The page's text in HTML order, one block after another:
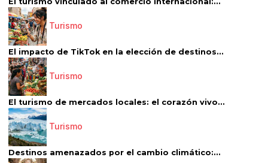
Turismo
El impacto de TikTok en la elección de destinos...
Turismo
El turismo de mercados locales: el corazón vivo...
Turismo
Destinos amenazados por el cambio climático:...